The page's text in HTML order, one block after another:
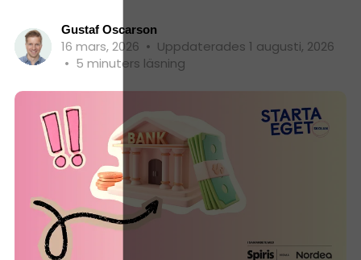
Gustaf Oscarson
16 mars, 2026 • Uppdaterades 1 augusti, 2026
• 5 minuters läsning